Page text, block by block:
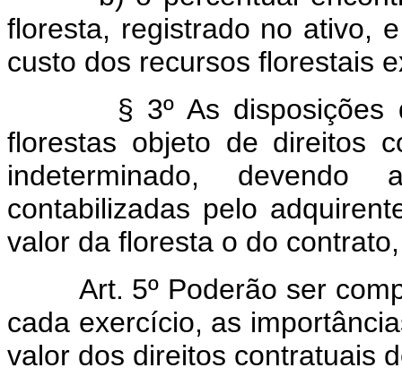
floresta, registrado no ativo,
custo dos recursos florestais
§ 3º As
florestas objeto de direitos
indeterminado,
contabilizadas pelo
valor da floresta o do
Art. 5º Poderão ser
cada exercício, as
valor dos direitos contratuais